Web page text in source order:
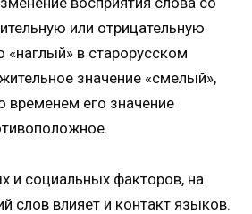
или отрицательную
«наглый» в старорусском
значение «смелый»,
временем его значение
и социальных факторов, на
слов влияет и контакт языков.